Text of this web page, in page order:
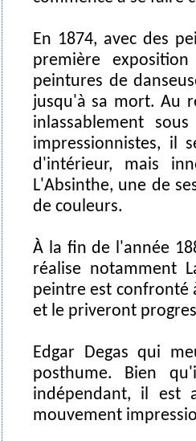
En 1874, avec des
première
peintures de
jusqu'à sa mort. Au
inlassablement
impressionnistes, il
d'intérieur, mais
L'Absinthe, une de
de couleurs.
À la fin de l'année
réalise notamment
peintre est confronté
et le priveront
Edgar Degas qui
posthume. Bien
indépendant, il est
mouvement